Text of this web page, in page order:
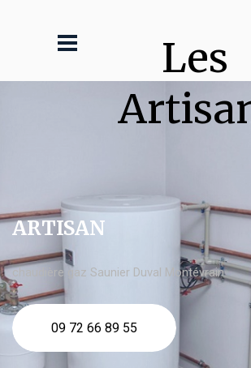
Les
ARTISAN
chaudière gaz Saunier Duval Montévrain
09 72 66 89 55